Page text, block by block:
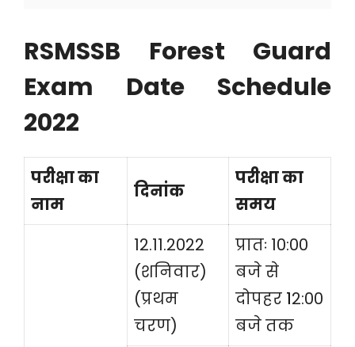
RSMSSB Forest Guard
Exam Date Schedule
2022
परीक्षा का
नाम
दिनांक
परीक्षा का
समय
12.11.2022
(शनिवार)
(प्रथम
चरण)
प्रातः 10:00
बजे से
दोपहर 12:00
बजे तक